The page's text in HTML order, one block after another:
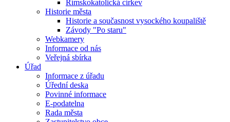
Římskokatolická církev
Historie města
Historie a současnost vysockého koupaliště
Závody "Po staru"
Webkamery
Informace od nás
Veřejná sbírka
Úřad
Informace z úřadu
Úřední deska
Povinné informace
E-podatelna
Rada města